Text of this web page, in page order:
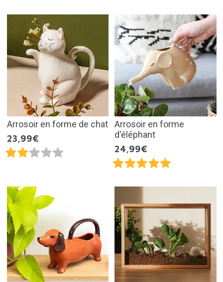
Arrosoir en forme de chat
23,99€
Arrosoir en forme
d'éléphant
24,99€